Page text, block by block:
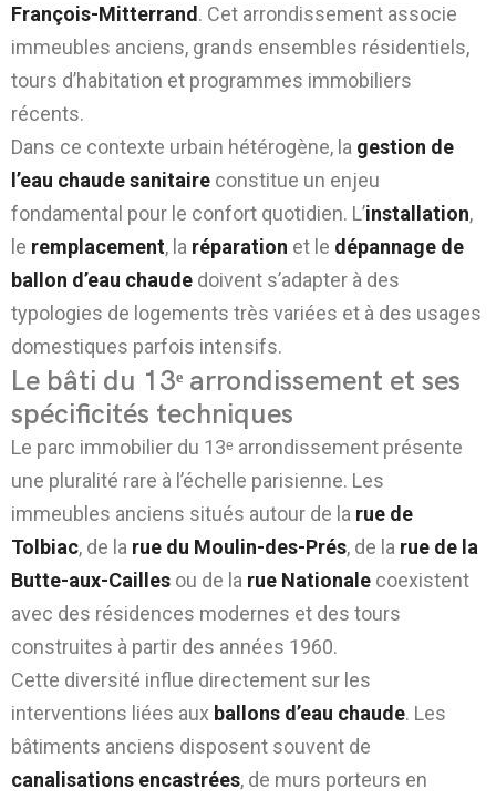
François-Mitterrand. Cet arrondissement associe
immeubles anciens, grands ensembles résidentiels,
tours d’habitation et programmes immobiliers
récents.
Dans ce contexte urbain hétérogène, la gestion de
l’eau chaude sanitaire constitue un enjeu
fondamental pour le confort quotidien. L’installation,
le remplacement, la réparation et le dépannage de
ballon d’eau chaude doivent s’adapter à des
typologies de logements très variées et à des usages
domestiques parfois intensifs.
Le bâti du 13ᵉ arrondissement et ses
spécificités techniques
Le parc immobilier du 13ᵉ arrondissement présente
une pluralité rare à l’échelle parisienne. Les
immeubles anciens situés autour de la rue de
Tolbiac, de la rue du Moulin-des-Prés, de la rue de la
Butte-aux-Cailles ou de la rue Nationale coexistent
avec des résidences modernes et des tours
construites à partir des années 1960.
Cette diversité influe directement sur les
interventions liées aux ballons d’eau chaude. Les
bâtiments anciens disposent souvent de
canalisations encastrées, de murs porteurs en